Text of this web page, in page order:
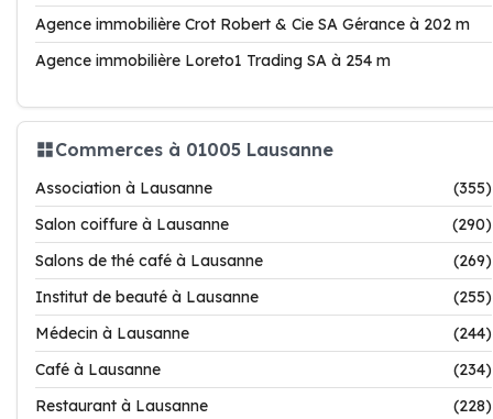
Agence immobilière Crot Robert & Cie SA Gérance à 202 m
Agence immobilière Loreto1 Trading SA à 254 m
Commerces à 01005 Lausanne
Association à Lausanne
(355)
Salon coiffure à Lausanne
(290)
Salons de thé café à Lausanne
(269)
Institut de beauté à Lausanne
(255)
Médecin à Lausanne
(244)
Café à Lausanne
(234)
Restaurant à Lausanne
(228)